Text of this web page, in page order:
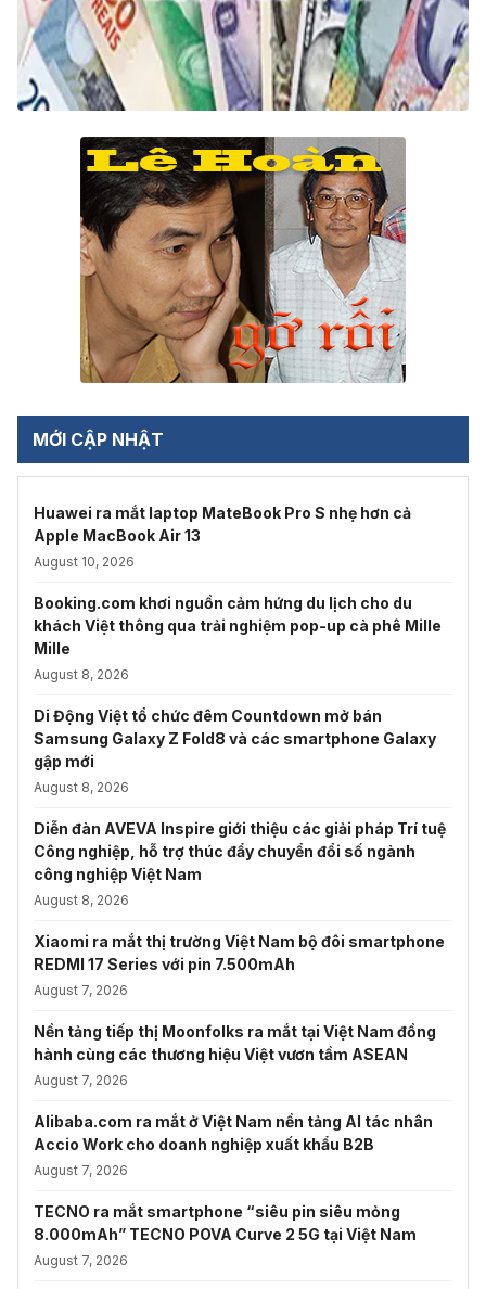
MỚI CẬP NHẬT
Huawei ra mắt laptop MateBook Pro S nhẹ hơn cả
Apple MacBook Air 13
August 10, 2026
Booking.com khơi nguồn cảm hứng du lịch cho du
khách Việt thông qua trải nghiệm pop-up cà phê Mille
Mille
August 8, 2026
Di Động Việt tổ chức đêm Countdown mở bán
Samsung Galaxy Z Fold8 và các smartphone Galaxy
gập mới
August 8, 2026
Diễn đàn AVEVA Inspire giới thiệu các giải pháp Trí tuệ
Công nghiệp, hỗ trợ thúc đẩy chuyển đổi số ngành
công nghiệp Việt Nam
August 8, 2026
Xiaomi ra mắt thị trường Việt Nam bộ đôi smartphone
REDMI 17 Series với pin 7.500mAh
August 7, 2026
Nền tảng tiếp thị Moonfolks ra mắt tại Việt Nam đồng
hành cùng các thương hiệu Việt vươn tầm ASEAN
August 7, 2026
Alibaba.com ra mắt ở Việt Nam nền tảng AI tác nhân
Accio Work cho doanh nghiệp xuất khẩu B2B
August 7, 2026
TECNO ra mắt smartphone “siêu pin siêu mỏng
8.000mAh” TECNO POVA Curve 2 5G tại Việt Nam
August 7, 2026